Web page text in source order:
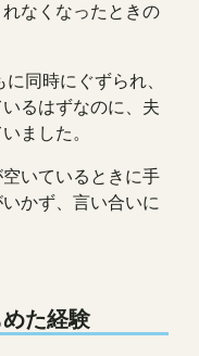
なくなったときの
同時にぐずられ、
るはずなのに、夫
ました。
いているときに手
かず、言い合いに
た経験